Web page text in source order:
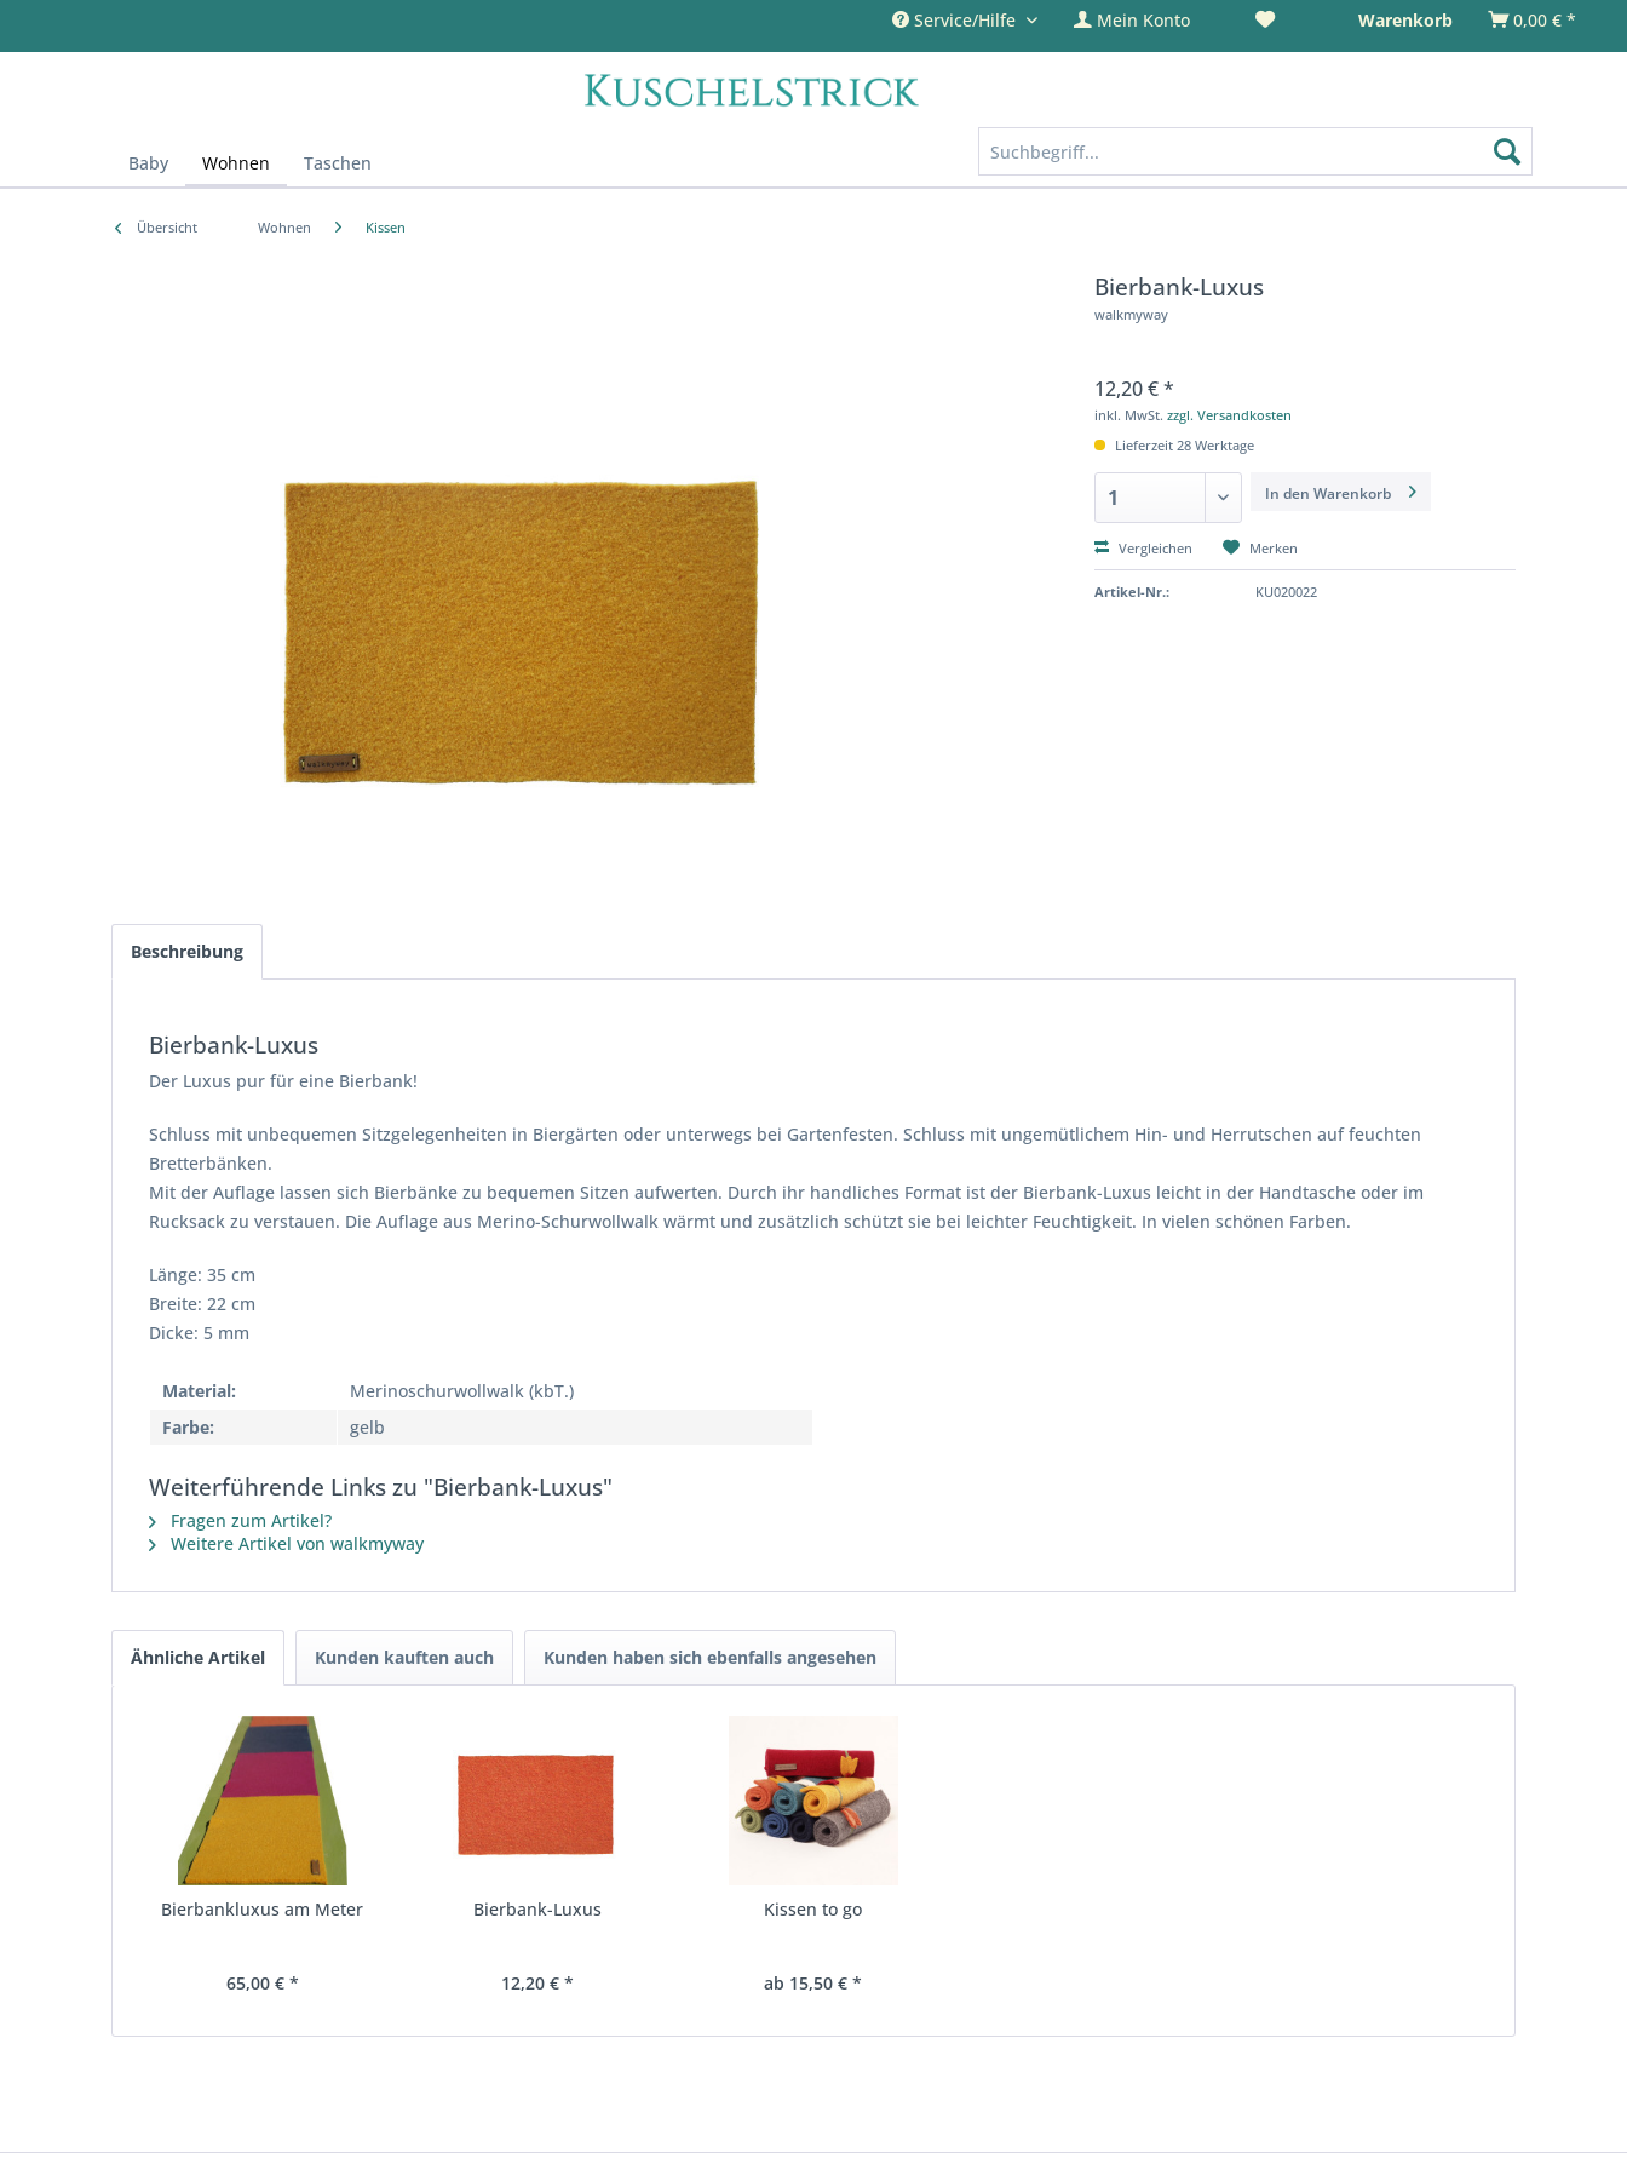
Service/Hilfe Mein Konto Warenkorb 0,00 € *
Baby Wohnen Taschen
Übersicht Wohnen Kissen
Bierbank-Luxus
walkmyway
12,20 € *
inkl. MwSt. zzgl. Versandkosten
Lieferzeit 28 Werktage
In den Warenkorb
Vergleichen Merken
Artikel-Nr.: KU020022
Beschreibung
Bierbank-Luxus
Der Luxus pur für eine Bierbank!
Schluss mit unbequemen Sitzgelegenheiten in Biergärten oder unterwegs bei Gartenfesten. Schluss mit ungemütlichem Hin- und Herrutschen auf feuchten
Bretterbänken.
Mit der Auflage lassen sich Bierbänke zu bequemen Sitzen aufwerten. Durch ihr handliches Format ist der Bierbank-Luxus leicht in der Handtasche oder im
Rucksack zu verstauen. Die Auflage aus Merino-Schurwollwalk wärmt und zusätzlich schützt sie bei leichter Feuchtigkeit. In vielen schönen Farben.
Länge: 35 cm
Breite: 22 cm
Dicke: 5 mm
Material:
Merinoschurwollwalk (kbT.)
Farbe:
gelb
Weiterführende Links zu "Bierbank-Luxus"
Fragen zum Artikel?
Weitere Artikel von walkmyway
Ähnliche Artikel Kunden kauften auch Kunden haben sich ebenfalls angesehen
Bierbankluxus am Meter
65,00 € *
Bierbank-Luxus
12,20 € *
Kissen to go
ab 15,50 € *